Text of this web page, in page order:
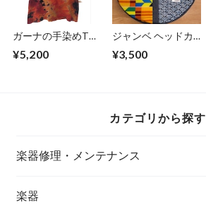
ガーナの手染めTシ
UNITE-⑧
¥5,200
ジャンベ ヘッドカ
Africa×Japan
¥3,500
カテゴリから探す
楽器修理・メンテナンス
楽器